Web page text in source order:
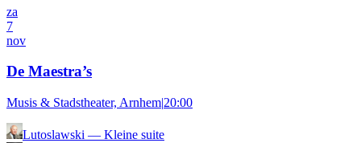
za
7
nov
De Maestra’s
Musis & Stadstheater, Arnhem|20:00
Lutoslawski — Kleine suite